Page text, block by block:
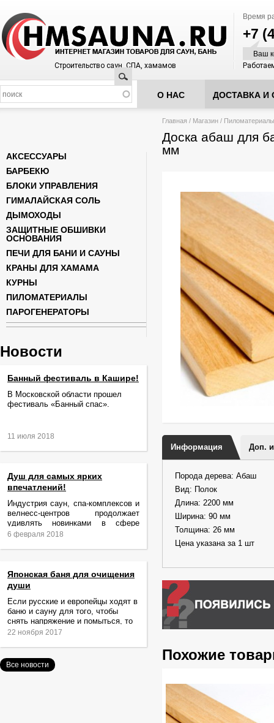
Время
+7
Ваш
Строительство саун, СПА, хамамов
Поиск
О НАС ДОСТАВКА И
Вы здесь
Главная / Магазин / Пиломатериалы
Доска абаш для
мм
Информация Доп.
Порода дерева: Абаш
Вид: Полок
Длина: 2200 мм
Ширина: 90 мм
Толщина: 26 мм
Цена указана за 1 шт
Похожие
АКСЕССУАРЫ
БАРБЕКЮ
БЛОКИ УПРАВЛЕНИЯ
ГИМАЛАЙСКАЯ СОЛЬ
ДЫМОХОДЫ
ЗАЩИТНЫЕ ОБШИВКИ
ОСНОВАНИЯ
ПЕЧИ ДЛЯ БАНИ И САУНЫ
КРАНЫ ДЛЯ ХАМАМА
КУРНЫ
ПИЛОМАТЕРИАЛЫ
ПАРОГЕНЕРАТОРЫ
Новости
Банный фестиваль в Кашире!
В Московской области прошел
фестиваль «Банный спас».
11 июля 2018
Душ для самых ярких
впечатлений!
Индустрия саун, спа-комплексов и
велнесс-центров продолжает
удивлять новинками в сфере
релаксации и ухода за телом.
6 февраля 2018
Японская баня для очищения
души
Если русские и европейцы ходят в
баню и сауну для того, чтобы
снять напряжение и помыться, то
жители Японии идут туда за
22 ноября 2017
Все новости